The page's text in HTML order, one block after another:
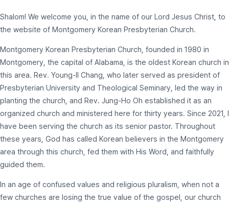
Shalom! We welcome you, in the name of our Lord Jesus Christ, to
the website of Montgomery Korean Presbyterian Church.
Montgomery Korean Presbyterian Church, founded in 1980 in
Montgomery, the capital of Alabama, is the oldest Korean church in
this area. Rev. Young-Il Chang, who later served as president of
Presbyterian University and Theological Seminary, led the way in
planting the church, and Rev. Jung-Ho Oh established it as an
organized church and ministered here for thirty years. Since 2021, I
have been serving the church as its senior pastor. Throughout
these years, God has called Korean believers in the Montgomery
area through this church, fed them with His Word, and faithfully
guided them.
In an age of confused values and religious pluralism, when not a
few churches are losing the true value of the gospel, our church